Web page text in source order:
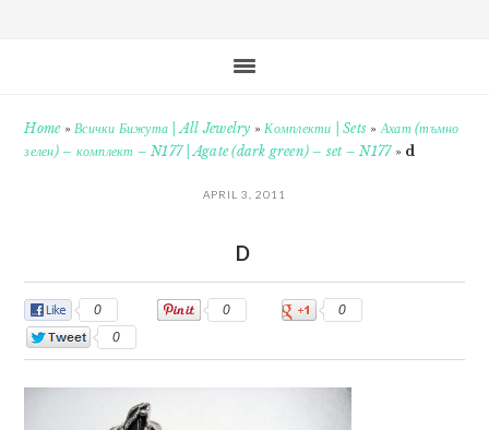
Home»Всички Бижута | All Jewelry »Комплекти | Sets »Ахат (тъмно
зелен) – комплект – N177 | Agate (dark green) – set – N177» d
APRIL 3, 2011
D
0 0
0
0